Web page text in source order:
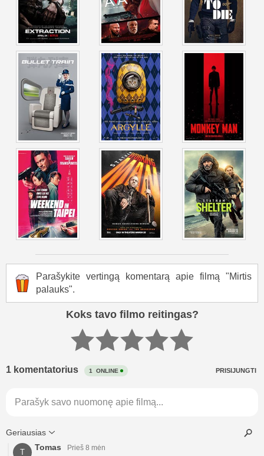
Parašykite vertingą komentarą apie filmą "Mirtis
palauks".